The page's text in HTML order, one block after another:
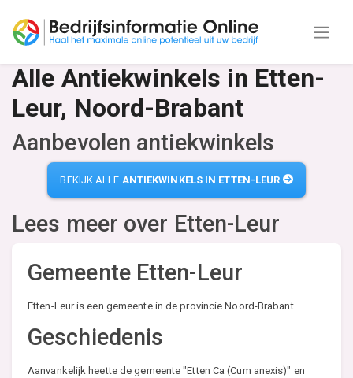
Alle Antiekwinkels in Etten-
Leur, Noord-Brabant
Aanbevolen antiekwinkels
BEKIJK ALLE ANTIEKWINKELS IN ETTEN-LEUR
Lees meer over Etten-Leur
Gemeente Etten-Leur
Etten-Leur is een gemeente in de provincie Noord-Brabant.
Geschiedenis
Aanvankelijk heette de gemeente "Etten Ca (Cum anexis)" en